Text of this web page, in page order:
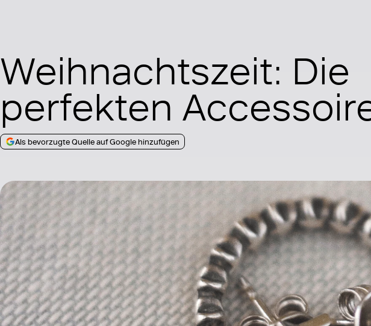
Weihnachtszeit: Die
perfekten
Als bevorzugte Quelle auf Google hinzufügen